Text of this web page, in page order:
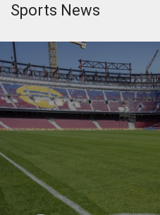
Sports News